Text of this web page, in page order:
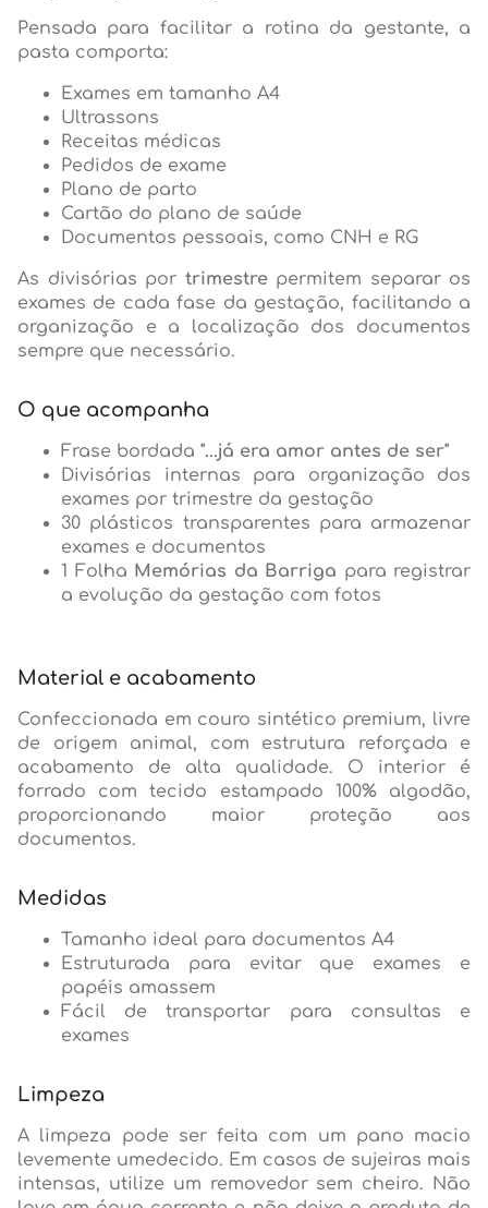
Pensada para facilitar a rotina da gestante, a
pasta comporta:
Exames em tamanho A4
Ultrassons
Receitas médicas
Pedidos de exame
Plano de parto
Cartão do plano de saúde
Documentos pessoais, como CNH e RG
As divisórias por trimestre permitem separar os
exames de cada fase da gestação, facilitando a
organização e a localização dos documentos
sempre que necessário.
O que acompanha
Frase bordada "...já era amor antes de ser"
Divisórias internas para organização dos
exames por trimestre da gestação
30 plásticos transparentes para armazenar
exames e documentos
1 Folha Memórias da Barriga para registrar
a evolução da gestação com fotos
Material e acabamento
Confeccionada em couro sintético premium, livre
de origem animal, com estrutura reforçada e
acabamento de alta qualidade. O interior é
forrado com tecido estampado 100% algodão,
proporcionando maior proteção aos
documentos.
Medidas
Tamanho ideal para documentos A4
Estruturada para evitar que exames e
papéis amassem
Fácil de transportar para consultas e
exames
Limpeza
A limpeza pode ser feita com um pano macio
levemente umedecido. Em casos de sujeiras mais
intensas, utilize um removedor sem cheiro. Não